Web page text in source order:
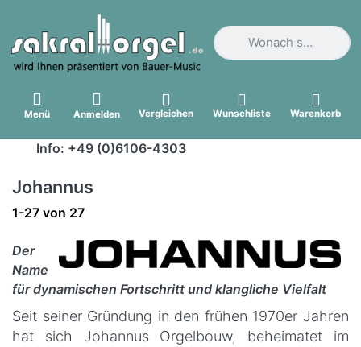
Geben Sie einen
Menü Anmelden Vergleichen Wunschliste Warenkorb
Info: +49 (0)6106-4303
Johannus
Suchergebnisse:
1-27 von 27
Der
Name
für dynamischen Fortschritt und klangliche Vielfalt
Seit seiner Gründung in den frühen 1970er Jahren
hat sich Johannus Orgelbouw, beheimatet im